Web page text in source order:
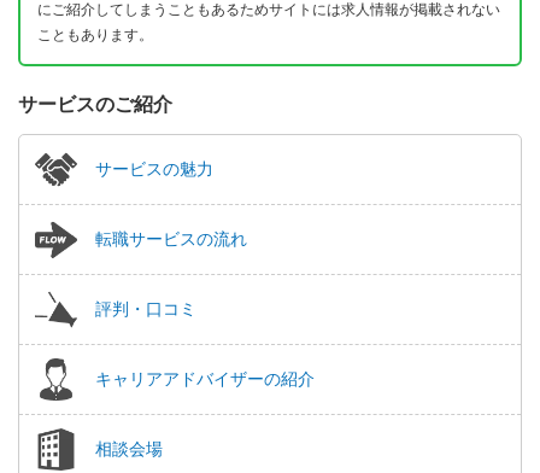
にご紹介してしまうこともあるためサイトには求人情報が掲載されない
こともあります。
サービスのご紹介
サービスの魅力
転職サービスの流れ
評判・口コミ
キャリアアドバイザーの紹介
相談会場